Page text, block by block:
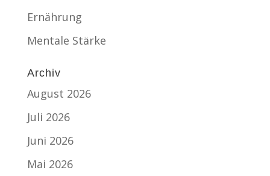
Ernährung
Mentale Stärke
Archiv
August 2026
Juli 2026
Juni 2026
Mai 2026